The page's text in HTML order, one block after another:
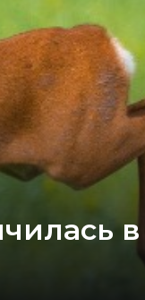
в